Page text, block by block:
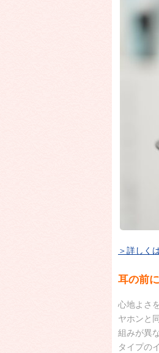
＞詳しく
耳の前
心地よさ
ヤホンと
組みが異
タイプの